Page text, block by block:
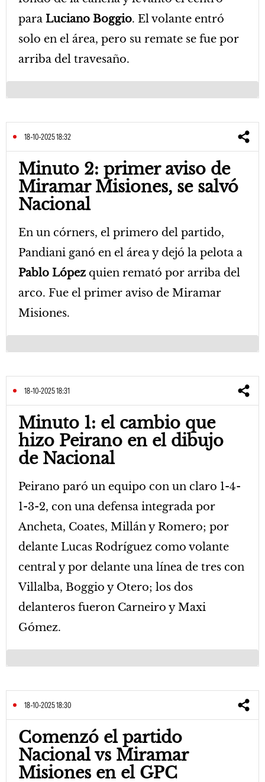
para Luciano Boggio. El volante entró
solo en el área, pero su remate se fue por
arriba del travesaño.
18-10-2025 18:32
Minuto 2: primer aviso de
Miramar Misiones, se salvó
Nacional
En un córners, el primero del partido,
Pandiani ganó en el área y dejó la pelota a
Pablo López quien remató por arriba del
arco. Fue el primer aviso de Miramar
Misiones.
18-10-2025 18:31
Minuto 1: el cambio que
hizo Peirano en el dibujo
de Nacional
Peirano paró un equipo con un claro 1-4-
1-3-2, con una defensa integrada por
Ancheta, Coates, Millán y Romero; por
delante Lucas Rodríguez como volante
central y por delante una línea de tres con
Villalba, Boggio y Otero; los dos
delanteros fueron Carneiro y Maxi
Gómez.
18-10-2025 18:30
Comenzó el partido
Nacional vs Miramar
Misiones en el GPC